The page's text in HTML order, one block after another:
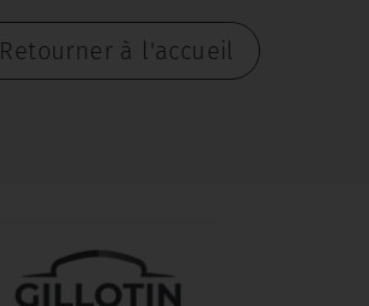
Retourner à l'accueil